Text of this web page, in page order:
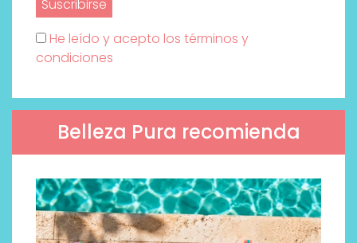
He leído y acepto los términos y
condiciones
Belleza Pura recomienda